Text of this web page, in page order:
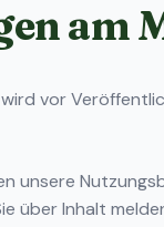
am
vor
unsere
überInhalt